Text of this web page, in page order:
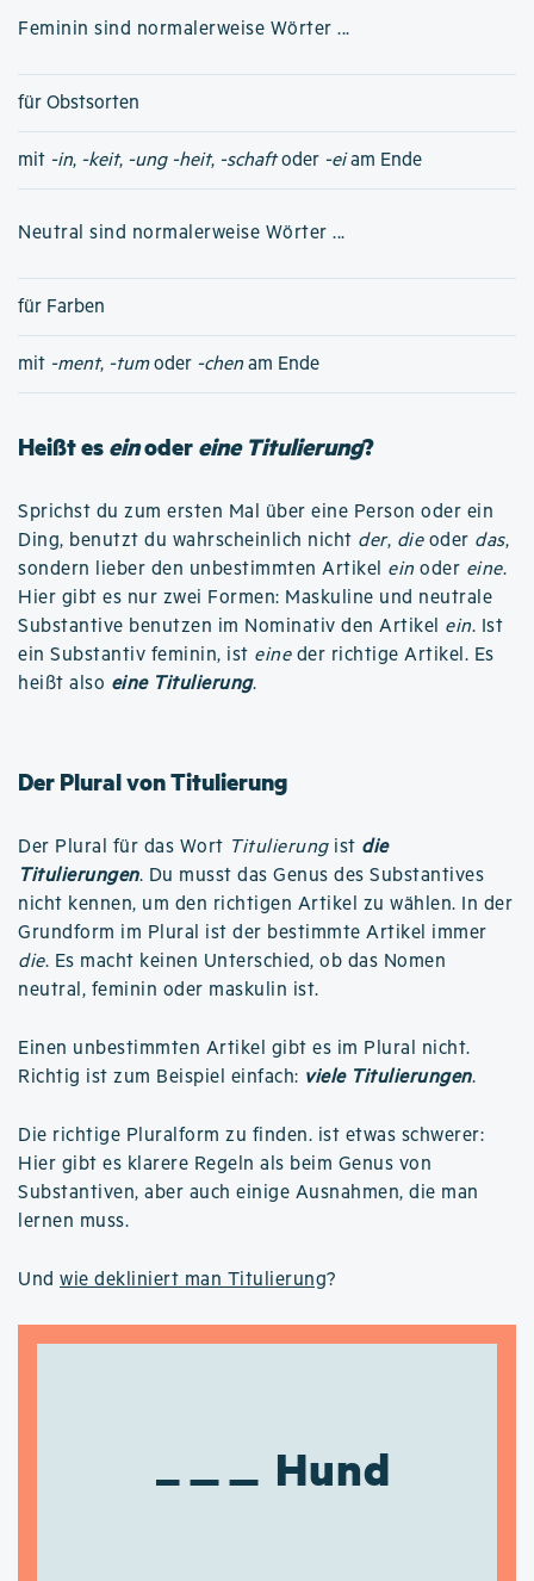
Feminin sind normalerweise Wörter ...
für Obstsorten
mit -in, -keit, -ung -heit, -schaftoder -eiam Ende
Neutral sind normalerweise Wörter ...
für Farben
mit -ment, -tumoder -chen am Ende
Heißt eseinodereine Titulierung?
Sprichst du zum ersten Mal über eine Person oder ein
Ding, benutzt du wahrscheinlich nicht der, dieoder das,
sondern lieber den unbestimmten Artikel ein oder eine.
Hier gibt es nur zwei Formen: Maskuline und neutrale
Substantive benutzen im Nominativ den Artikel ein. Ist
ein Substantiv feminin, ist eineder richtige Artikel. Es
heißt also eine Titulierung.
Der Plural von Titulierung
Der Plural für das Wort Titulierungist die
Titulierungen. Du musst das Genus des Substantives
nicht kennen, um den richtigen Artikel zu wählen. In der
Grundform im Plural ist der bestimmte Artikel immer
die. Es macht keinen Unterschied, ob das Nomen
neutral, feminin oder maskulin ist.
Einen unbestimmten Artikel gibt es im Plural nicht.
Richtig ist zum Beispiel einfach: viele Titulierungen.
Die richtige Pluralform zu finden. ist etwas schwerer:
Hier gibt es klarere Regeln als beim Genus von
Substantiven, aber auch einige Ausnahmen, die man
lernen muss.
Und wie dekliniert man Titulierung?
Hund